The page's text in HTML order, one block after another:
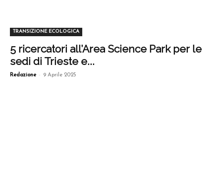
TRANSIZIONE ECOLOGICA
5 ricercatori all’Area Science Park per le
sedi di Trieste e...
Redazione - 9 Aprile 2025